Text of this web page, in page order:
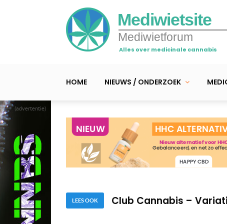
(advertentie)
Mediwietsite
Mediwietforum
Alles over medicinale cannabis
HOME NIEUWS / ONDERZOEK
LEES OOK
Cannabis-
Snel recept – Hot
Cannabis-